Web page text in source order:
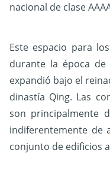
nacional de clase
Este espacio para
durante la época
expandió bajo el
dinastía Qing. Las
son principalmente
indiferentemente de
conjunto de edificios